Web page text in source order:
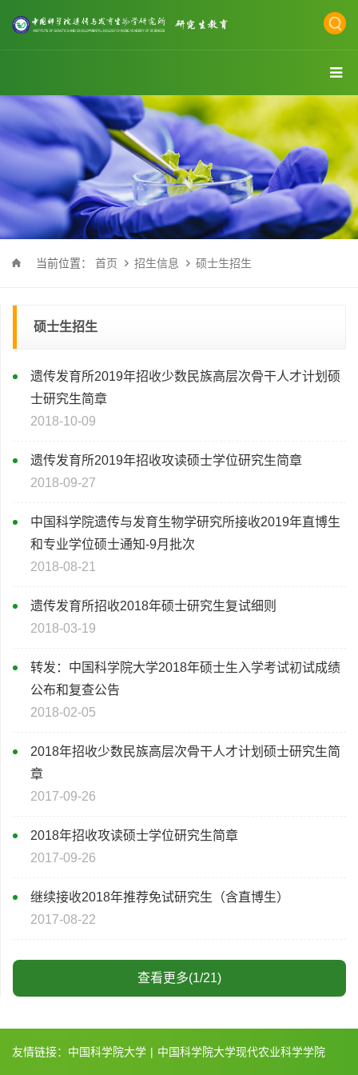
当前位置： 首页 招生信息 硕士生招生
硕士生招生
遗传发育所2019年招收少数民族高层次骨干人才计划硕
士研究生简章
2018-10-09
遗传发育所2019年招收攻读硕士学位研究生简章
2018-09-27
中国科学院遗传与发育生物学研究所接收2019年直博生
和专业学位硕士通知-9月批次
2018-08-21
遗传发育所招收2018年硕士研究生复试细则
2018-03-19
转发：中国科学院大学2018年硕士生入学考试初试成绩
公布和复查公告
2018-02-05
2018年招收少数民族高层次骨干人才计划硕士研究生简
章
2017-09-26
2018年招收攻读硕士学位研究生简章
2017-09-26
继续接收2018年推荐免试研究生（含直博生）
2017-08-22
查看更多(1/21)
友情链接： 中国科学院大学 | 中国科学院大学现代农业科学学院